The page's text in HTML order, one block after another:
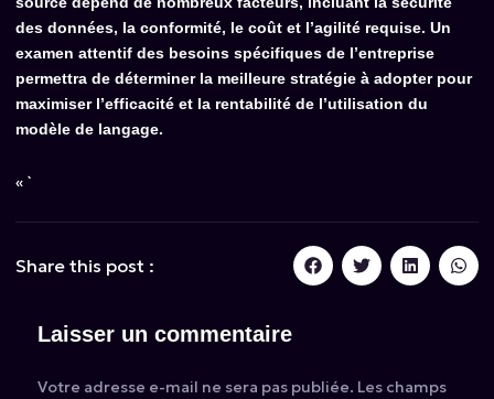
des données, la conformité, le coût et l’agilité requise. Un
examen attentif des besoins spécifiques de l’entreprise
permettra de déterminer la meilleure stratégie à adopter pour
maximiser l’efficacité et la rentabilité de l’utilisation du
modèle de langage.
« `
Share this post :
Laisser un commentaire
Votre adresse e-mail ne sera pas publiée. Les champs